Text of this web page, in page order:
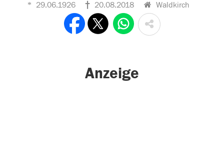
29.06.1926 20.08.2018 Waldkirch
Anzeige